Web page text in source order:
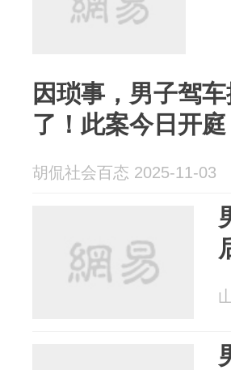
因琐事，男子驾
了！此案今日开庭
胡侃社会百态 2025-11-03